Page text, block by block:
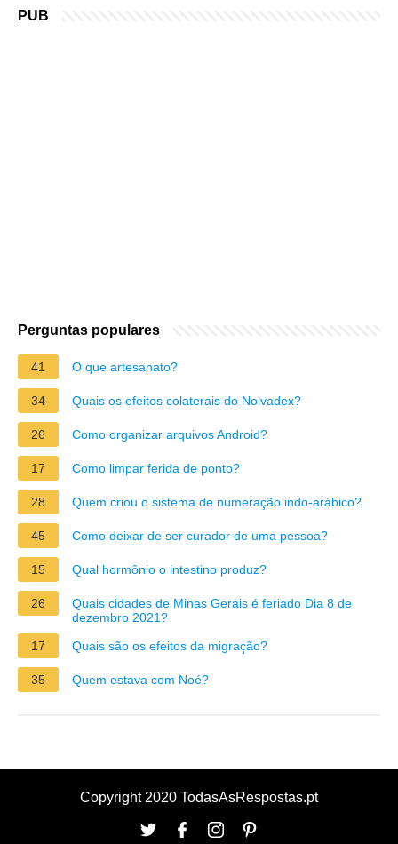
PUB
Perguntas populares
41 O que artesanato?
34 Quais os efeitos colaterais do Nolvadex?
26 Como organizar arquivos Android?
17 Como limpar ferida de ponto?
28 Quem criou o sistema de numeração indo-arábico?
45 Como deixar de ser curador de uma pessoa?
15 Qual hormônio o intestino produz?
26
Quais cidades de Minas Gerais é feriado Dia 8 de
dezembro 2021?
17
Quais são os efeitos da migração?
35 Quem estava com Noé?
Copyright 2020 TodasAsRespostas.pt